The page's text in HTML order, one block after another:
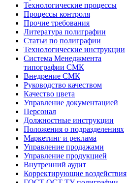
Технологические процессы
Процессы контроля
Прочие требования
Литература полиграфии
Статьи по полиграфии
Технологические инструкции
Система Менеджмента
типографии СМК
Внедрение СМК
Руководство качеством
Качество цвета
Управление документацией
Персонал
Должностные инструкции
Положения о подразделениях
Маркетинг и реклама
Управление продажами
Управление продукцией
Внутренний аудит
Корректирующие воздействия